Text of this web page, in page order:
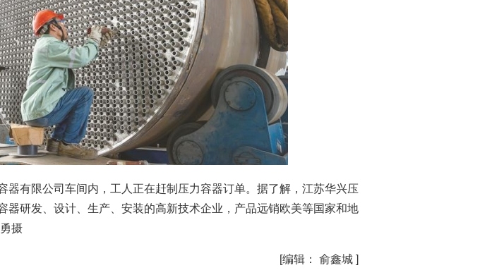
器有限公司车间内，工人正在赶制压力容器订单。据了解，江苏华兴压
器研发、设计、生产、安装的高新技术企业，产品远销欧美等国家和地
摄
[编辑： 俞鑫城 ]